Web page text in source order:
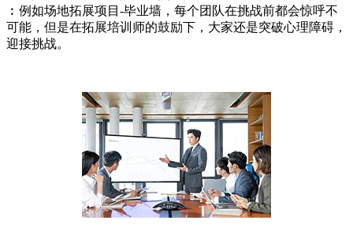
︰例如场地拓展项目-毕业墙，每个团队在挑战前都会惊呼不
可能，但是在拓展培训师的鼓励下，大家还是突破心理障碍，
迎接挑战。